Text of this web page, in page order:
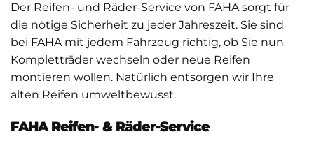
Der Reifen- und Räder-Service von FAHA sorgt für
die nötige Sicherheit zu jeder Jahreszeit. Sie sind
bei FAHA mit jedem Fahrzeug richtig, ob Sie nun
Kompletträder wechseln oder neue Reifen
montieren wollen. Natürlich entsorgen wir Ihre
alten Reifen umweltbewusst.
FAHA Reifen- & Räder-Service